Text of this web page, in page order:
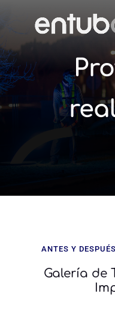
ANTES Y
Galería de